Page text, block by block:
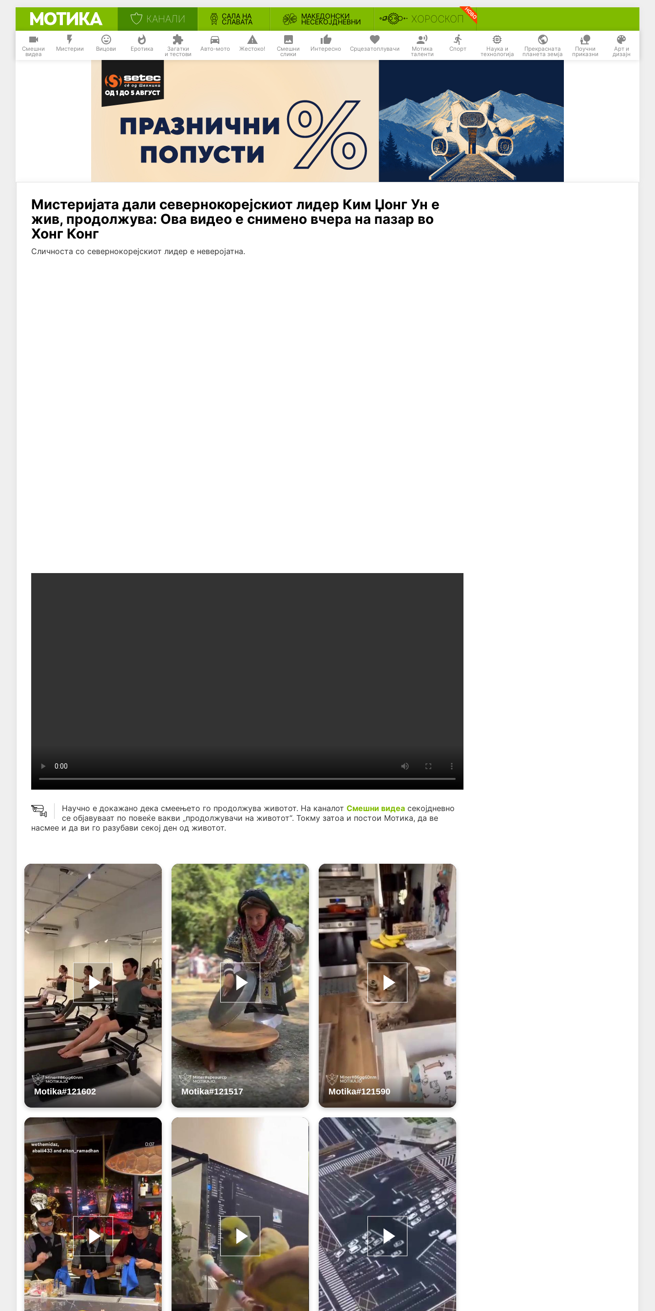
КАНАЛИ САЛА НА
СЛАВАТА
МАКЕДОНСКИ
НЕСЕКОЈДНЕВНИ ХОРОСКОП
Смешни
видеа
Мистерии Вицови Еротика Загатки
и тестови
Авто-мото Жестоко! Смешни
слики
Интересно Срцезатоплувачи Мотика
таленти
Спорт Наука и
технологија
Прекрасната
планета земја
Поучни
приказни
Арт и
дизајн
Мистеријата дали севернокорејскиот лидер Ким Џонг Ун е
жив, продолжува: Ова видео е снимено вчера на пазар во
Хонг Конг
Сличноста со севернокорејскиот лидер е неверојатна.
Научно е докажано дека смеењето го продолжува животот. На каналот Смешни видеа секојдневно
се објавуваат по повеќе вакви „продолжувачи на животот“. Токму затоа и постои Мотика, да ве
насмее и да ви го разубави секој ден од животот.